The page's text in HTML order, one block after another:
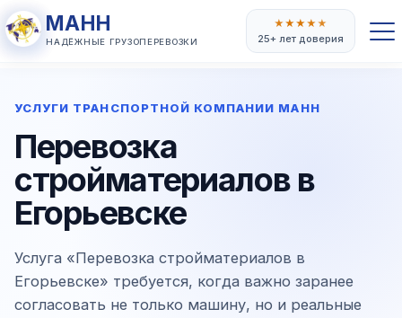
МАНН
НАДЁЖНЫЕ ГРУЗОПЕРЕВОЗКИ
★★★★★
25+ лет доверия
УСЛУГИ ТРАНСПОРТНОЙ КОМПАНИИ МАНН
Перевозка
стройматериалов в
Егорьевске
Услуга «Перевозка стройматериалов в
Егорьевске» требуется, когда важно заранее
согласовать не только машину, но и реальные